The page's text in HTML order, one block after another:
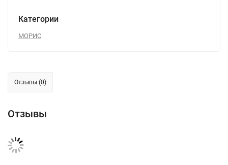
Категории
МОРИС
Отзывы (0)
Отзывы